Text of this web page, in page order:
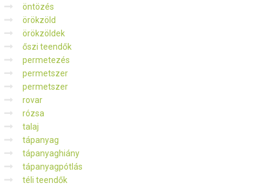
öntözés
örökzöld
örökzöldek
őszi teendők
permetezés
permetszer
permetszer
rovar
rózsa
talaj
tápanyag
tápanyaghiány
tápanyagpótlás
téli teendők